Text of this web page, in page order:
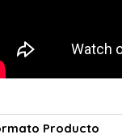
Producto